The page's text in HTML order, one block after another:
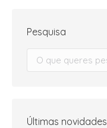
Pesquisa
Search:
Últimas novidades